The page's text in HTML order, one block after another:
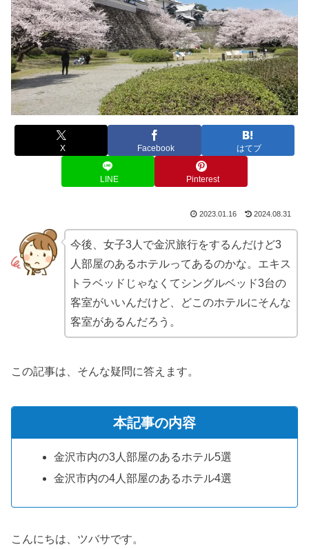
X Facebook はてブ
LINE Pinterest
2023.01.16 2024.08.31
今後、女子3人で金沢旅行をするんだけど3
人部屋のあるホテルってあるのかな。エキス
トラベッドじゃなくてシングルベッド3台の
客室がいいんだけど、どこのホテルにそんな
客室があるんだろう。
この記事は、そんな疑問に答えます。
本記事の内容
金沢市内の3人部屋のあるホテル5選
金沢市内の4人部屋のあるホテル4選
こんにちは、ツバサです。